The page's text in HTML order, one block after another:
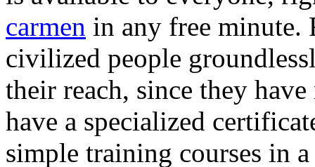
carmen in any free minute.
civilized people
their reach, since they
have a specialized
simple training courses in